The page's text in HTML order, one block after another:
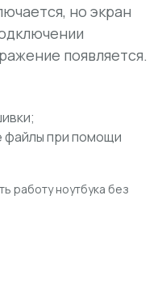
но экран
появляется.
файлы при помощи
работу ноутбука без